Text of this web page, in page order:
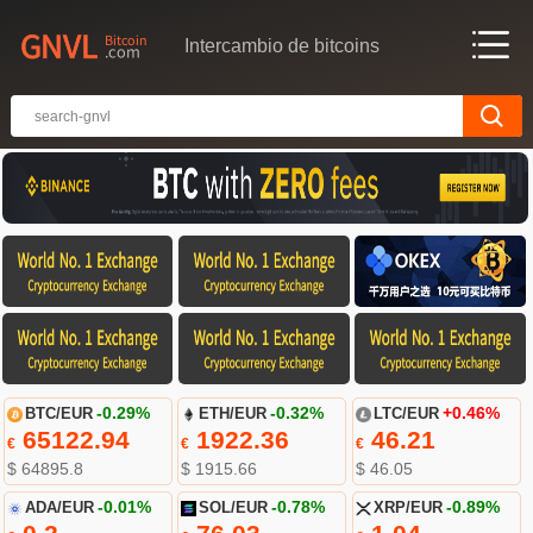
Intercambio de bitcoins
BTC/EUR -0.29%
€65122.94
$ 64895.8
ETH/EUR -0.32%
€ 1922.36
$ 1915.66
LTC/EUR +0.46%
€46.21
$ 46.05
ADA/EUR -0.01% SOL/EUR -0.78% XRP/EUR -0.89%